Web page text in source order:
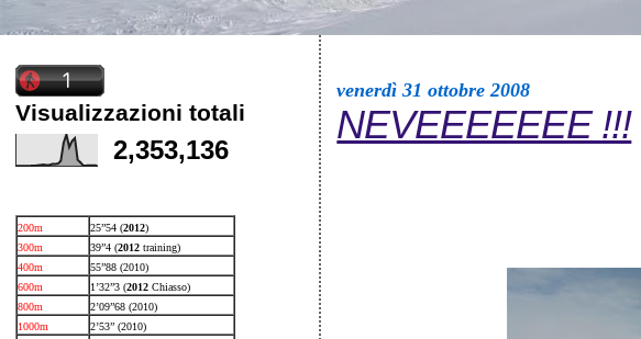
Visualizzazioni totali
2,353,136
200m 25”54 (2012)
300m
39”4 (2012 training)
400m
55”88 (2010)
600m
1’32”3 (2012 Chiasso)
800m
2’09”68 (2010)
1000m
2’53” (2010)
venerdì 31 ottobre 2008
NEVEEEEEEE !!!